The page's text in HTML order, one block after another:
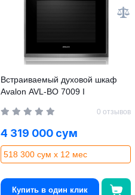
Встраиваемый духовой шкаф
Avalon AVL-BO 7009 I
0 отзывов
4 319 000 сум
518 300 сум x 12 мес
Купить в один клик